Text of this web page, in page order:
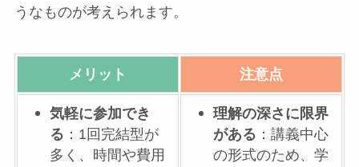
うなものが考えられます。
メリット 注意点
気軽に参加でき
る ：1回完結型が
多く、時間や費用
理解の深さに限界
がある ：講義中心
の形式のため、学